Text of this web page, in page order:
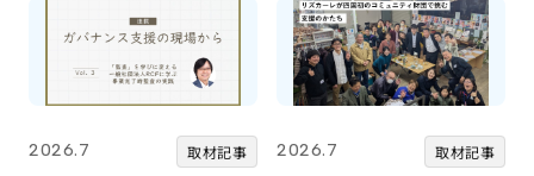
2026.7 取材記事 2026.7 取材記事